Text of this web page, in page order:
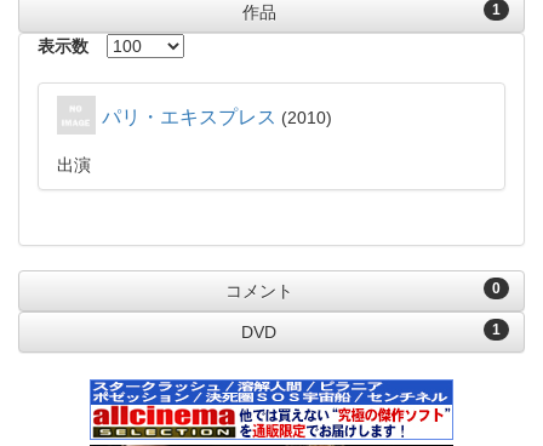
1
作品
表示数
パリ・エキスプレス 2010
出演
0
コメント
1
DVD